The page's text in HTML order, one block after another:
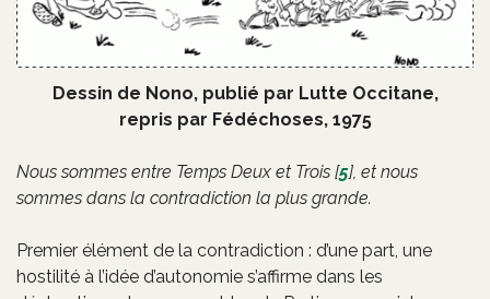
Dessin de Nono, publié par Lutte Occitane,
repris par Fédéchoses, 1975
Nous sommes entre Temps Deux et Trois [5], et nous
sommes dans la contradiction la plus grande.
Premier élément de la contradiction : d’une part, une
hostilité à l’idée d’autonomie s’affirme dans les